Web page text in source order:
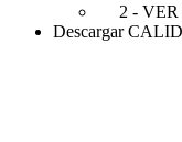
2 -
Descargar